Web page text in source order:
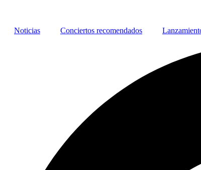
Noticias Conciertos recomendados